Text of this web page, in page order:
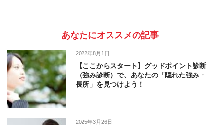
あなたにオススメの記事
2022年8月1日
【ここからスタート】グッドポイント診断
（強み診断）で、あなたの「隠れた強み・
長所」を見つけよう！
2025年3月26日